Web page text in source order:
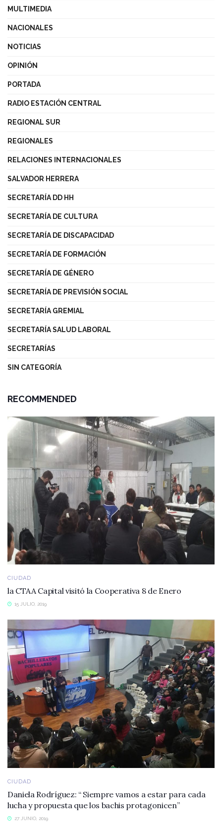
MULTIMEDIA
NACIONALES
NOTICIAS
OPINIÓN
PORTADA
RADIO ESTACIÓN CENTRAL
REGIONAL SUR
REGIONALES
RELACIONES INTERNACIONALES
SALVADOR HERRERA
SECRETARÍA DD HH
SECRETARÍA DE CULTURA
SECRETARÍA DE DISCAPACIDAD
SECRETARÍA DE FORMACIÓN
SECRETARÍA DE GÉNERO
SECRETARÍA DE PREVISIÓN SOCIAL
SECRETARÍA GREMIAL
SECRETARÍA SALUD LABORAL
SECRETARÍAS
SIN CATEGORÍA
RECOMMENDED
CIUDAD
la CTAA Capital visitó la Cooperativa 8 de Enero
15 JULIO, 2019
CIUDAD
Daniela Rodríguez: “ Siempre vamos a estar para cada
lucha y propuesta que los bachis protagonicen”
27 JUNIO, 2019